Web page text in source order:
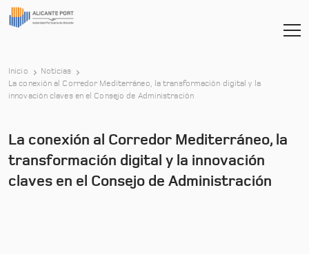
Inicio
Noticias
La conexión al Corredor Mediterráneo, la transformación digital y la
innovación claves en el Consejo de Administración
La conexión al Corredor Mediterráneo, la
transformación digital y la innovación
claves en el Consejo de Administración